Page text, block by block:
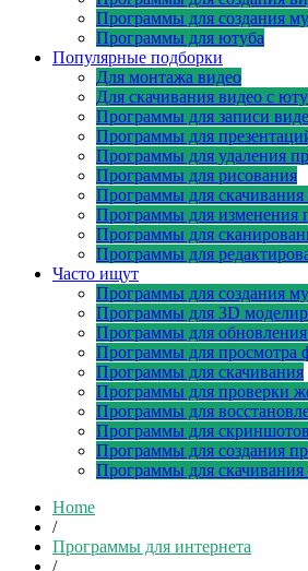
Программы для создания
Программы для ютуба
Популярные подборки
Для монтажа видео
Для скачивания видео с
Программы для записи
Программы для
Программы для удаления
Программы для рисования
Программы для
Программы для изменения
Программы для
Программы для
Часто ищут
Программы для создания
Программы для 3D
Программы для обновления
Программы для просмотра
Программы для скачивания
Программы для проверки
Программы для
Программы для скриншотов
Программы для создания
Программы для
Home
/
Программы для интернета
/